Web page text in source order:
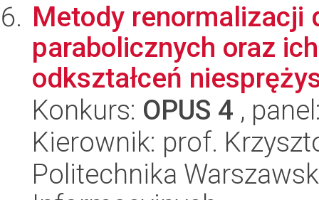
Metody renormalizacji
parabolicznych oraz
odkształceń
Konkurs: OPUS 4 ,
Kierownik: prof.
Politechnika